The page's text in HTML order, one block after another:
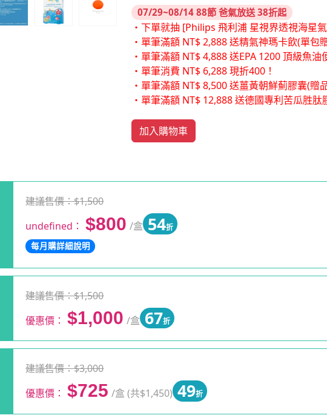
07/29~08/14 88節 爸氣放送 38折起
・下單就抽 [Philips 飛利浦 星視界透視海星
・單筆滿額 NT$ 2,888 送精氣神瑪卡飲(單包
・單筆滿額 NT$ 4,888 送EPA 1200 頂級魚
・單筆消費 NT$ 6,288 現折400！
・單筆滿額 NT$ 8,500 送薑黃朝鮮薊膠囊(贈
・單筆滿額 NT$ 12,888 送德國專利苦瓜胜
加入購物車
建議售價：$1,500
undefined： $800 /盒 54折
每月購詳細說明
建議售價：$1,500
優惠價： $1,000 /盒 67折
建議售價：$3,000
優惠價： $725 /盒 (共$1,450) 49折